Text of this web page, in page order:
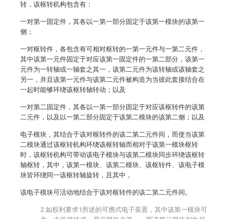
转，该枢转机构包含有：
一对第一固定件，其各以一第一部分固定于该第一模块的该第一
侧；
一对枢转件，各包含有可相对枢转的一第一元件与一第二元件，
其中该第一元件固定于对应该第一固定件的一第二部分，该第一
元件为一转轴或一轴套之其一，该第二元件为该转轴或该轴套之
另一，并且该第一元件与该第二元件被构造为当彼此套接结合在
一起时能够环绕该枢转轴转动；以及
一对第二固定件，其各以一第一部分固定于对应该枢转件的该第
二元件，以及以一第二部分固定于该第二模块的该第二侧；以及
电子模块，其结合于该对枢转件的该二第二元件间，而使当该第
二模块通过该枢转机构环绕该枢转轴而相对于该第一模块枢转
时，该枢转机构可带动该电子模块与该第二模块同步环绕该枢转
轴枢转，其中，该第一模块、该第二模块、该枢转件、该电子模
块皆环绕同一该枢转轴旋转，且其中，
该电子模块可活动地结合于该对枢转件的该二第二元件间。
2.如权利要求1所述的可携式电子装置，其中该第一模块可